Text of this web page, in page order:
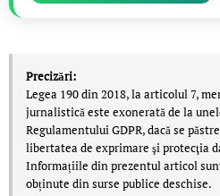
Precizări:
Legea 190 din 2018, la articolul 7,
jurnalistică este exonerată de la
Regulamentului GDPR, dacă se
libertatea de exprimare şi protecţia
Informațiile din prezentul articol
obținute din surse publice deschise.